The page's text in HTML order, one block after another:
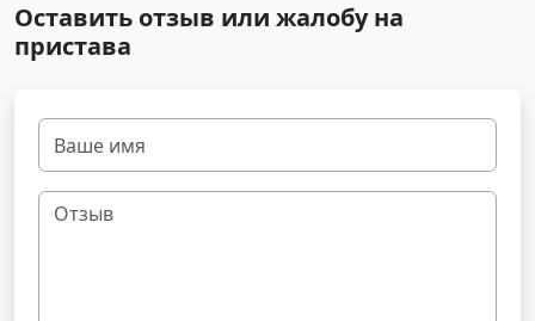
Оставить отзыв или жалобу на
пристава